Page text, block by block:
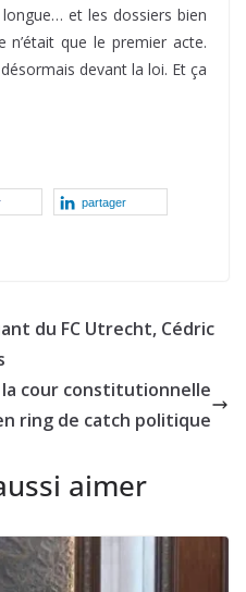
et les dossiers bien
n’était que le premier acte.
devant la loi. Et ça
partager
du FC Utrecht, Cédric
cour constitutionnelle
ring de catch politique
aimer